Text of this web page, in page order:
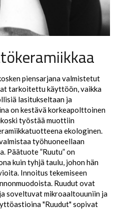
piensarjana valmistetut
tarkoitettu käyttöön, vaikka
lasitukseltaan ja
on kestävä korkeapolttoinen
työstää muottiin
ekologinen.
työhuoneellaan
Päätuote ”Ruutu” on
kuin tyhjä taulu, johon hän
Innoitus tekemiseen
Ruudut ovat
soveltuvat mikroaaltouuniin ja
"Ruudut" sopivat